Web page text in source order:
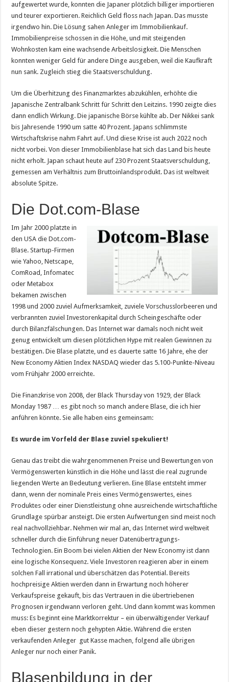
aufgewertet wurde, konnten die Japaner plötzlich billiger importieren
und teurer exportieren. Reichlich Geld floss nach Japan. Das musste
irgendwo hin. Die Lösung sahen Anleger im Immobilienkauf.
Immobilienpreise schossen in die Höhe, und mit steigenden
Wohnkosten kam eine wachsende Arbeitslosigkeit. Die Menschen
konnten weniger Geld für andere Dinge ausgeben, weil die Kaufkraft
nun sank. Zugleich stieg die Staatsverschuldung.
Um die Überhitzung des Finanzmarktes abzukühlen, erhöhte die
Japanische Zentralbank Schritt für Schritt den Leitzins. 1990 zeigte dies
dann endlich Wirkung. Die japanische Börse kühlte ab. Der Nikkei sank
bis Jahresende 1990 um satte 40 Prozent. Japans schlimmste
Wirtschaftskrise nahm Fahrt auf. Und diese Krise ist auch 2022 noch
nicht vorbei. Von dieser Immobilienblase hat sich das Land bis heute
nicht erholt. Japan schaut heute auf 230 Prozent Staatsverschuldung,
gemessen am Verhältnis zum Bruttoinlandsprodukt. Das ist weltweit
absolute Spitze.
Die Dot.com-Blase
Im Jahr 2000 platzte in
den USA die Dot.com-
Blase. Startup-Firmen
wie Yahoo, Netscape,
ComRoad, Infomatec
oder Metabox
bekamen zwischen
1998 und 2000 zuviel Aufmerksamkeit, zuviele Vorschusslorbeeren und
verbrannten zuviel Investorenkapital durch Scheingeschäfte oder
durch Bilanzfälschungen. Das Internet war damals noch nicht weit
genug entwickelt um diesen plötzlichen Hype mit realen Gewinnen zu
bestätigen. Die Blase platzte, und es dauerte satte 16 Jahre, ehe der
New Economy Aktien Index NASDAQ wieder das 5.100-Punkte-Niveau
vom Frühjahr 2000 erreichte.
Die Finanzkrise von 2008, der Black Thursday von 1929, der Black
Monday 1987 … es gibt noch so manch andere Blase, die ich hier
anführen könnte. Sie alle haben eins gemeinsam:
Es wurde im Vorfeld der Blase zuviel spekuliert!
Genau das treibt die wahrgenommenen Preise und Bewertungen von
Vermögenswerten künstlich in die Höhe und lässt die real zugrunde
liegenden Werte an Bedeutung verlieren. Eine Blase entsteht immer
dann, wenn der nominale Preis eines Vermögenswertes, eines
Produktes oder einer Dienstleistung ohne ausreichende wirtschaftliche
Grundlage spürbar ansteigt. Die ersten Aufwertungen sind meist noch
real nachvollziehbar. Nehmen wir mal an, das Internet wird weltweit
schneller durch die Einführung neuer Datenübertragungs-
Technologien. Ein Boom bei vielen Aktien der New Economy ist dann
eine logische Konsequenz. Viele Investoren reagieren aber in einem
solchen Fall irrational und überschätzen das Potential. Bereits
hochpreisige Aktien werden dann in Erwartung noch höherer
Verkaufspreise gekauft, bis das Vertrauen in die übertriebenen
Prognosen irgendwann verloren geht. Und dann kommt was kommen
muss: Es beginnt eine Marktkorrektur – ein überwältigender Verkauf
eben dieser gestern noch gehypten Aktie. Während die ersten
verkaufenden Anleger gut Kasse machen, folgend alle übrigen
Anleger nur noch einer Panik.
Blasenbildung in der